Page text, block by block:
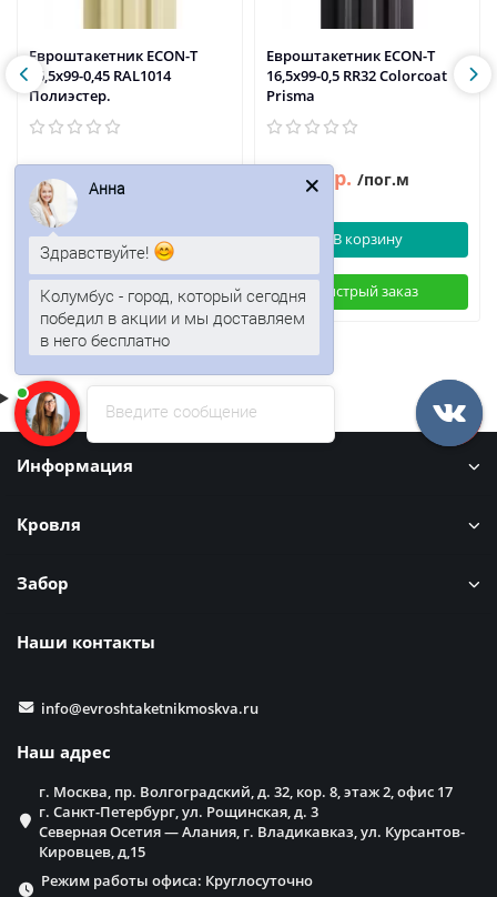
Евроштакетник ECON-T
16,5х99-0,45 RAL1014
Полиэстер.
74р. /пог.м
В корзину
Быстрый заказ
Евроштакетник ECON-T
16,5х99-0,5 RR32 Colorcoat
Prisma
79р. /пог.м
В корзину
Быстрый заказ
Информация
Кровля
Забор
Наши контакты
info@evroshtaketnikmoskva.ru
Наш адрес
г. Москва, пр. Волгоградский, д. 32, кор. 8, этаж 2, офис 17
г. Санкт-Петербург, ул. Рощинская, д. 3
Северная Осетия — Алания, г. Владикавказ, ул. Курсантов-
Кировцев, д,15
Режим работы офиса: Круглосуточно
Введите сообщение
Анна
Здравствуйте!
Колумбус - город, который сегодня
победил в акции и мы доставляем
в него бесплатно